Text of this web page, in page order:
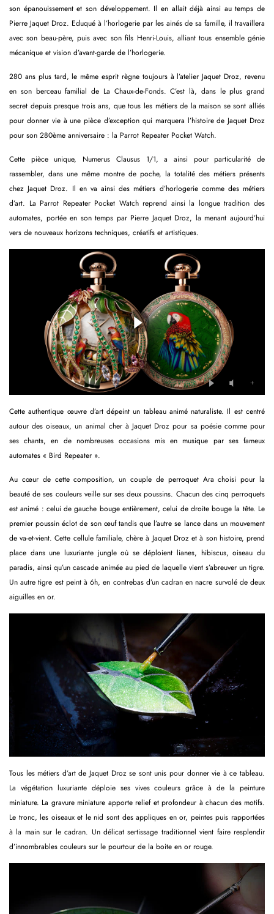
son épanouissement et son développement. Il en allait déjà ainsi au temps de
Pierre Jaquet Droz. Eduqué à l’horlogerie par les ainés de sa famille, il travaillera
avec son beau-père, puis avec son fils Henri-Louis, alliant tous ensemble génie
mécanique et vision d’avant-garde de l’horlogerie.
280 ans plus tard, le même esprit règne toujours à l’atelier Jaquet Droz, revenu
en son berceau familial de La Chaux-de-Fonds. C’est là, dans le plus grand
secret depuis presque trois ans, que tous les métiers de la maison se sont alliés
pour donner vie à une pièce d’exception qui marquera l’histoire de Jaquet Droz
pour son 280ème anniversaire : la Parrot Repeater Pocket Watch.
Cette pièce unique, Numerus Clausus 1/1, a ainsi pour particularité de
rassembler, dans une même montre de poche, la totalité des métiers présents
chez Jaquet Droz. Il en va ainsi des métiers d’horlogerie comme des métiers
d’art. La Parrot Repeater Pocket Watch reprend ainsi la longue tradition des
automates, portée en son temps par Pierre Jaquet Droz, la menant aujourd’hui
vers de nouveaux horizons techniques, créatifs et artistiques.
Cette authentique œuvre d’art dépeint un tableau animé naturaliste. Il est centré
autour des oiseaux, un animal cher à Jaquet Droz pour sa poésie comme pour
ses chants, en de nombreuses occasions mis en musique par ses fameux
automates « Bird Repeater ».
Au cœur de cette composition, un couple de perroquet Ara choisi pour la
beauté de ses couleurs veille sur ses deux poussins. Chacun des cinq perroquets
est animé : celui de gauche bouge entièrement, celui de droite bouge la tête. Le
premier poussin éclot de son œuf tandis que l’autre se lance dans un mouvement
de va-et-vient. Cette cellule familiale, chère à Jaquet Droz et à son histoire, prend
place dans une luxuriante jungle où se déploient lianes, hibiscus, oiseau du
paradis, ainsi qu’un cascade animée au pied de laquelle vient s’abreuver un tigre.
Un autre tigre est peint à 6h, en contrebas d’un cadran en nacre survolé de deux
aiguilles en or.
Tous les métiers d’art de Jaquet Droz se sont unis pour donner vie à ce tableau.
La végétation luxuriante déploie ses vives couleurs grâce à de la peinture
miniature. La gravure miniature apporte relief et profondeur à chacun des motifs.
Le tronc, les oiseaux et le nid sont des appliques en or, peintes puis rapportées
à la main sur le cadran. Un délicat sertissage traditionnel vient faire resplendir
d’innombrables couleurs sur le pourtour de la boite en or rouge.